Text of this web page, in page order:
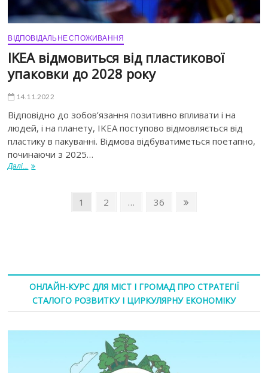
ВІДПОВІДАЛЬНЕ СПОЖИВАННЯ
IKEA відмовиться від пластикової
упаковки до 2028 року
14.11.2022
Відповідно до зобов’язання позитивно впливати і на
людей, і на планету, IKEA поступово відмовляється від
пластику в пакуванні. Відмова відбуватиметься поетапно,
починаючи з 2025…
Далі...
1 2 … 36
ОНЛАЙН-КУРС ДЛЯ МІСТ І ГРОМАД ПРО СТРАТЕГІЇ
СТАЛОГО РОЗВИТКУ І ЦИРКУЛЯРНУ ЕКОНОМІКУ